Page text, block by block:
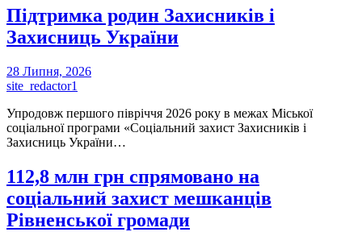
Підтримка родин Захисників і
Захисниць України
28 Липня, 2026
site_redactor1
Упродовж першого півріччя 2026 року в межах Міської
соціальної програми «Соціальний захист Захисників і
Захисниць України…
112,8 млн грн спрямовано на
соціальний захист мешканців
Рівненської громади